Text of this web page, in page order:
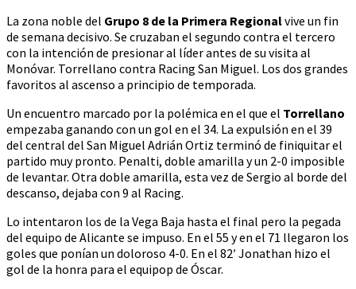
La zona noble del Grupo 8 de la Primera Regionalvive un fin
de semana decisivo. Se cruzaban el segundo contra el tercero
con la intención de presionar al líder antes de su visita al
Monóvar. Torrellano contra Racing San Miguel. Los dos grandes
favoritos al ascenso a principio de temporada.
Un encuentro marcado por la polémica en el que el Torrellano
empezaba ganando con un gol en el 34. La expulsión en el 39
del central del San Miguel Adrián Ortiz terminó de finiquitar el
partido muy pronto. Penalti, doble amarilla y un 2-0 imposible
de levantar. Otra doble amarilla, esta vez de Sergio al borde del
descanso, dejaba con 9 al Racing.
Lo intentaron los de la Vega Baja hasta el final pero la pegada
del equipo de Alicante se impuso. En el 55 y en el 71 llegaron los
goles que ponían un doloroso 4-0. En el 82′ Jonathan hizo el
gol de la honra para el equipop de Óscar.